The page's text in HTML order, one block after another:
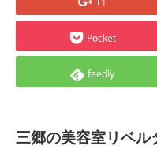
Pocket
feedly
三郷の美容室リベル